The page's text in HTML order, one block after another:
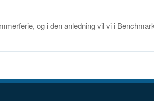
og i den anledning vil vi i